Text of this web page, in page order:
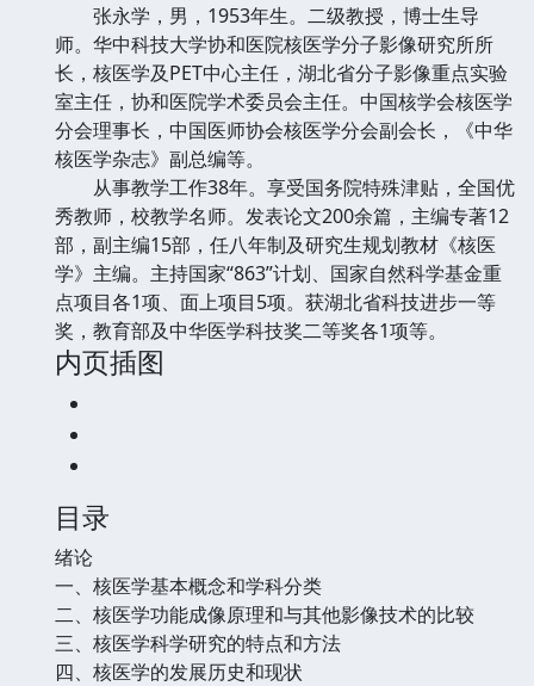
张永学，男，1953年生。二级教授，博士生导
师。华中科技大学协和医院核医学分子影像研究所所
长，核医学及PET中心主任，湖北省分子影像重点实验
室主任，协和医院学术委员会主任。中国核学会核医学
分会理事长，中国医师协会核医学分会副会长，《中华
核医学杂志》副总编等。
从事教学工作38年。享受国务院特殊津贴，全国优
秀教师，校教学名师。发表论文200余篇，主编专著12
部，副主编15部，任八年制及研究生规划教材《核医
学》主编。主持国家“863”计划、国家自然科学基金重
点项目各1项、面上项目5项。获湖北省科技进步一等
奖，教育部及中华医学科技奖二等奖各1项等。
内页插图
目录
绪论
一、核医学基本概念和学科分类
二、核医学功能成像原理和与其他影像技术的比较
三、核医学科学研究的特点和方法
四、核医学的发展历史和现状